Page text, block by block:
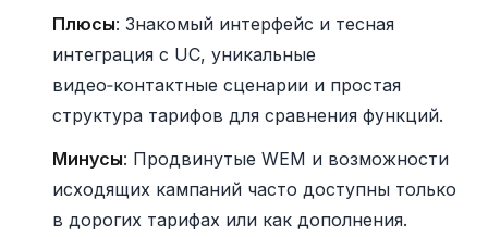
Плюсы: Знакомый интерфейс и тесная
интеграция с UC, уникальные
видео‑контактные сценарии и простая
структура тарифов для сравнения функций.
Минусы: Продвинутые WEM и возможности
исходящих кампаний часто доступны только
в дорогих тарифах или как дополнения.